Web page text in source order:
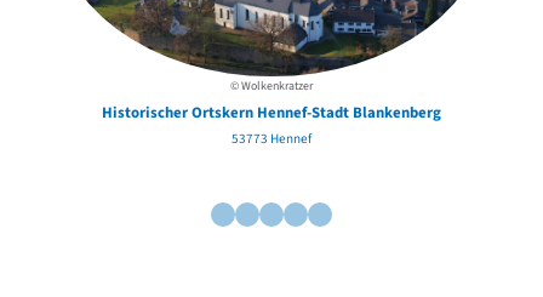
© Wolkenkratzer
Historischer Ortskern Hennef-Stadt Blankenberg
53773 Hennef